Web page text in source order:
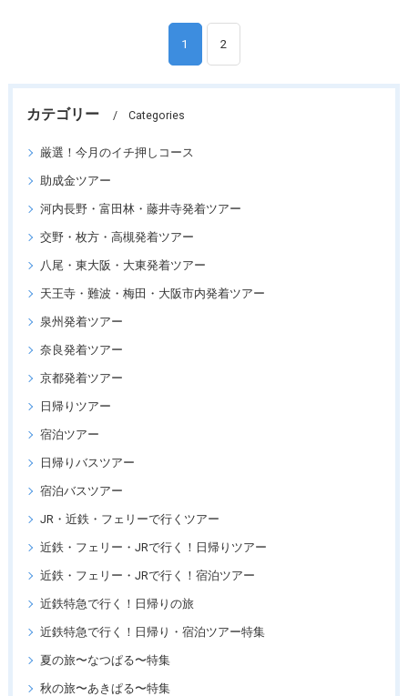
1 2
カテゴリー Categories
厳選！今月のイチ押しコース
助成金ツアー
河内長野・富田林・藤井寺発着ツアー
交野・枚方・高槻発着ツアー
八尾・東大阪・大東発着ツアー
天王寺・難波・梅田・大阪市内発着ツアー
泉州発着ツアー
奈良発着ツアー
京都発着ツアー
日帰りツアー
宿泊ツアー
日帰りバスツアー
宿泊バスツアー
JR・近鉄・フェリーで行くツアー
近鉄・フェリー・JRで行く！日帰りツアー
近鉄・フェリー・JRで行く！宿泊ツアー
近鉄特急で行く！日帰りの旅
近鉄特急で行く！日帰り・宿泊ツアー特集
夏の旅〜なつぱる〜特集
秋の旅〜あきぱる〜特集